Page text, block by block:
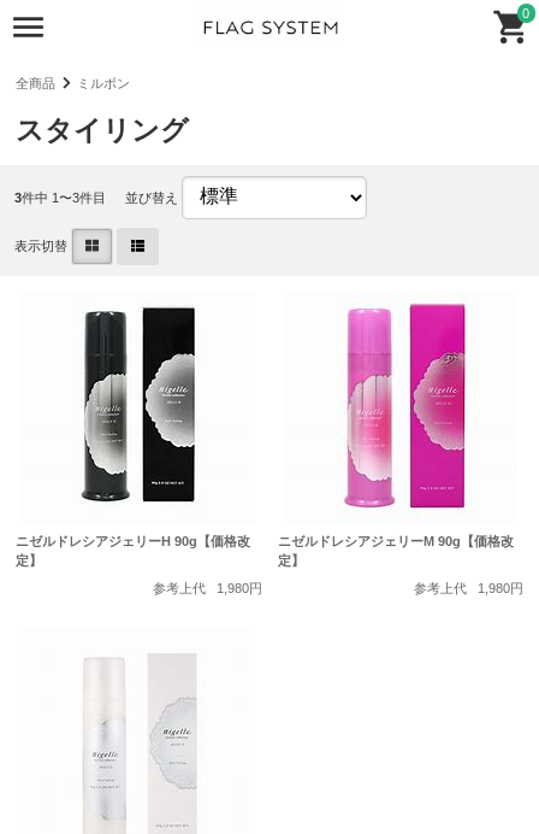
0
全商品 ミルボン
スタイリング
3件中 1〜3件目 並び替え
表示切替
ニゼルドレシアジェリーH 90g【価格改
定】
参考上代
1,980円
ニゼルドレシアジェリーM 90g【価格改
定】
参考上代
1,980円